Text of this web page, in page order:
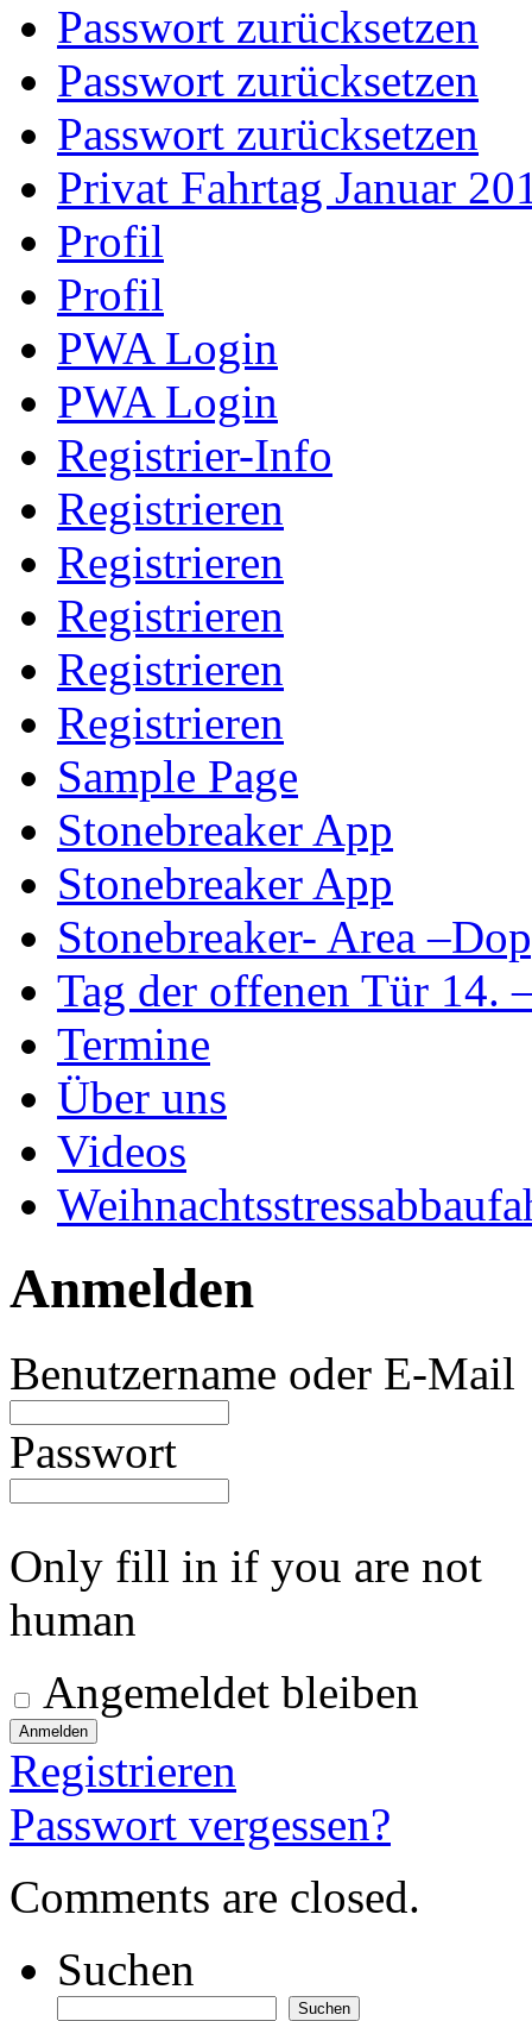
Passwort zurücksetzen
Passwort zurücksetzen
Passwort zurücksetzen
Privat Fahrtag Januar
Profil
Profil
PWA Login
PWA Login
Registrier-Info
Registrieren
Registrieren
Registrieren
Registrieren
Registrieren
Sample Page
Stonebreaker App
Stonebreaker App
Stonebreaker- Area
Tag der offenen Tür 14.
Termine
Über uns
Videos
Anmelden
Benutzername oder E-Mail
Passwort
Only fill in if you are not
human
Angemeldet bleiben
Registrieren
Passwort vergessen?
Comments are closed.
Suchen
Suchen